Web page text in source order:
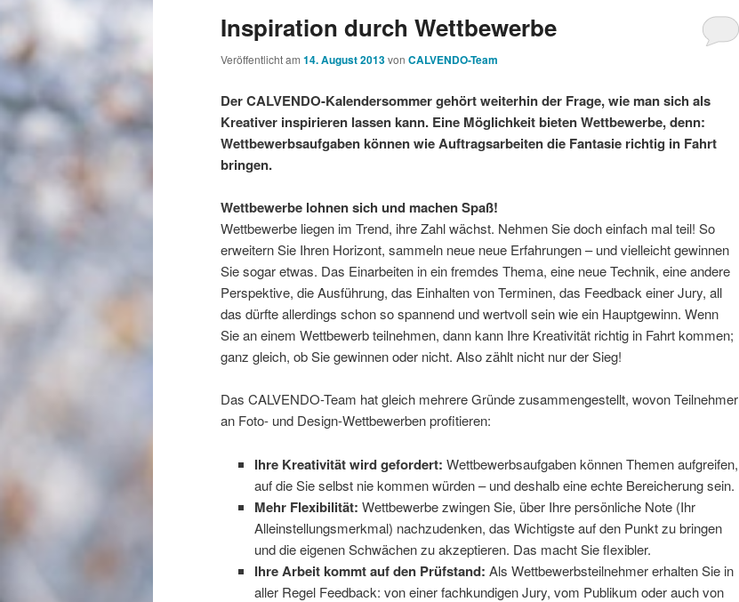
Inspiration durch Wettbewerbe
Veröffentlicht am 14. August 2013von CALVENDO-Team
Der CALVENDO-Kalendersommer gehört weiterhin der Frage, wie man sich als
Kreativer inspirieren lassen kann. Eine Möglichkeit bieten Wettbewerbe, denn:
Wettbewerbsaufgaben können wie Auftragsarbeiten die Fantasie richtig in Fahrt
bringen.
Wettbewerbe lohnen sich und machen Spaß!
Wettbewerbe liegen im Trend, ihre Zahl wächst. Nehmen Sie doch einfach mal teil! So
erweitern Sie Ihren Horizont, sammeln neue neue Erfahrungen – und vielleicht gewinnen
Sie sogar etwas. Das Einarbeiten in ein fremdes Thema, eine neue Technik, eine andere
Perspektive, die Ausführung, das Einhalten von Terminen, das Feedback einer Jury, all
das dürfte allerdings schon so spannend und wertvoll sein wie ein Hauptgewinn. Wenn
Sie an einem Wettbewerb teilnehmen, dann kann Ihre Kreativität richtig in Fahrt kommen;
ganz gleich, ob Sie gewinnen oder nicht. Also zählt nicht nur der Sieg!
Das CALVENDO-Team hat gleich mehrere Gründe zusammengestellt, wovon Teilnehmer
an Foto- und Design-Wettbewerben profitieren:
Ihre Kreativität wird gefordert: Wettbewerbsaufgaben können Themen aufgreifen,
auf die Sie selbst nie kommen würden – und deshalb eine echte Bereicherung sein.
Mehr Flexibilität: Wettbewerbe zwingen Sie, über Ihre persönliche Note (Ihr
Alleinstellungsmerkmal) nachzudenken, das Wichtigste auf den Punkt zu bringen
und die eigenen Schwächen zu akzeptieren. Das macht Sie flexibler.
Ihre Arbeit kommt auf den Prüfstand: Als Wettbewerbsteilnehmer erhalten Sie in
aller Regel Feedback: von einer fachkundigen Jury, vom Publikum oder auch von